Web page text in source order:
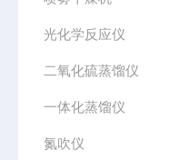
光化学反应仪
二氧化硫蒸馏仪
一体化蒸馏仪
氮吹仪